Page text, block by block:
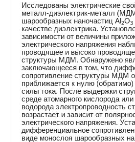
Исследованы электрические
металл-диэлектрик-металл
шарообразных наночастиц Al2O3
качестве диэлектрика.
зависимости от величины
электрического напряжения
проводящее и высоко
структуры МДМ. Обнаружено
заключающееся в том, что
сопротивление структуры МДМ
приближается к нулю
силы тока. После выдержки
среде атомарного кислорода или
водорода электропроводность
возрастает и зависит от
электрического напряжения.
дифференциальное
виде монослоя шарообразных